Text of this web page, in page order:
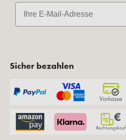
E-Mail
Sicher bezahlen